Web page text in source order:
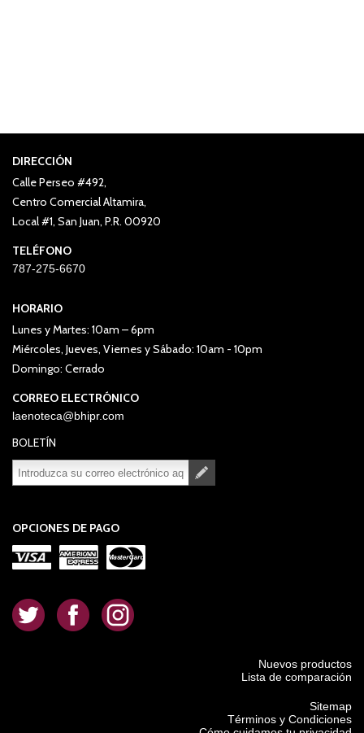
DIRECCIÓN
Calle Perseo #492,
Centro Comercial Altamira,
Local #1, San Juan, P.R. 00920
TELÉFONO
787-275-6670
HORARIO
Lunes y Martes: 10am – 6pm
Miércoles, Jueves, Viernes y Sábado: 10am - 10pm
Domingo: Cerrado
CORREO ELECTRÓNICO
laenoteca@bhipr.com
BOLETÍN
OPCIONES DE PAGO
. . .
Nuevos productos
Lista de comparación
Sitemap
Términos y Condiciones